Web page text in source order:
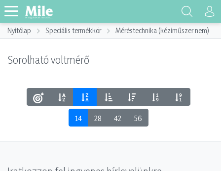
Nyitólap Speciális termékkör Méréstechnika (kéziműszer nem)
Sorolható voltmérő
14 28 42 56